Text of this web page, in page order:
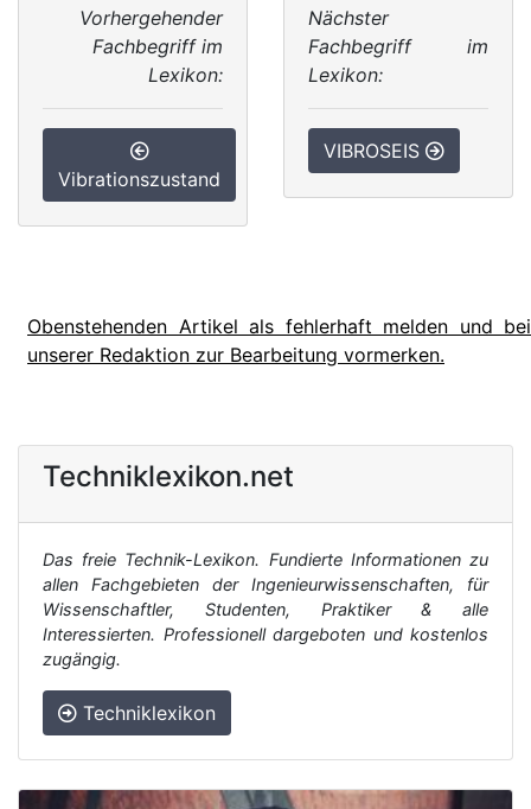
Vorhergehender
Fachbegriff im
Lexikon:
Vibrationszustand
Nächster
Fachbegriff im
Lexikon:
VIBROSEIS
Obenstehenden Artikel als fehlerhaft melden und bei
unserer Redaktion zur Bearbeitung vormerken.
Techniklexikon.net
Das freie Technik-Lexikon. Fundierte Informationen zu
allen Fachgebieten der Ingenieurwissenschaften, für
Wissenschaftler, Studenten, Praktiker & alle
Interessierten. Professionell dargeboten und kostenlos
zugängig.
Techniklexikon